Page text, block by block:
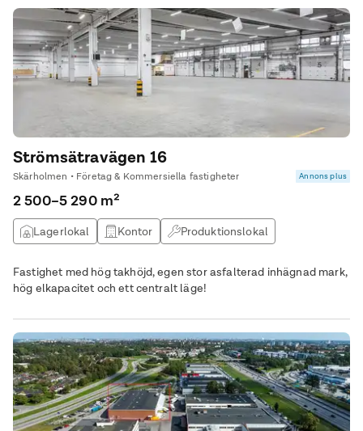
Strömsätravägen 16
Skärholmen • Företag & Kommersiella fastigheter Annons plus
2 500–5 290 m²
Lagerlokal Kontor Produktionslokal
Fastighet med hög takhöjd, egen stor asfalterad inhägnad mark,
hög elkapacitet och ett centralt läge!